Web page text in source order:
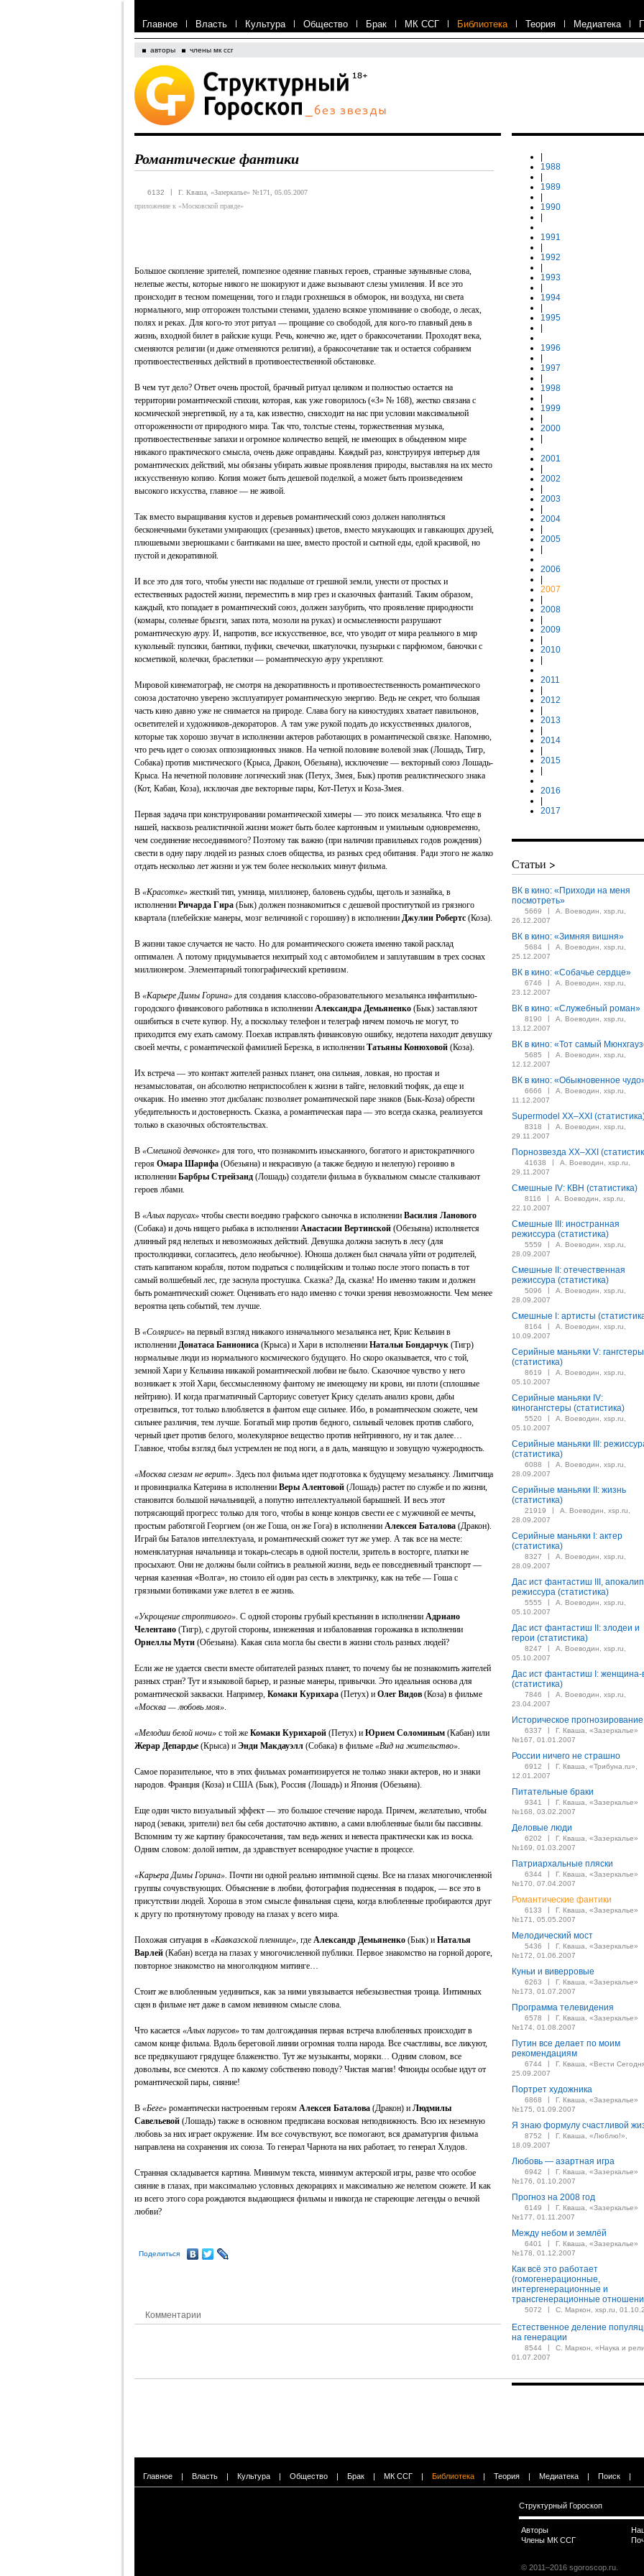
Главное | Власть | Культура | Общество | Брак | МК ССГ | Библиотека | Теория | Медиатека |
авторы члены мк ссг
Романтические фантики
6132 |
Г. Кваша, «Зазеркалье» №171, 05.05.2007
приложение к «Московской правде»
Большое скопление зрителей, помпезное одеяние главных героев, странные заунывные слова,
нелепые жесты, которые никого не шокируют и даже вызывают слезы умиления. И все это
происходит в тесном помещении, того и глади грохнешься в обморок, ни воздуха, ни света
нормального, мир отгорожен толстыми стенами, удалено всякое упоминание о свободе, о лесах,
полях и реках. Для кого-то этот ритуал — прощание со свободой, для кого-то главный день в
жизнь, входной билет в райские кущи. Речь, конечно же, идет о бракосочетании. Проходят века,
сменяются религии (и даже отменяются религии), а бракосочетание так и остается собранием
противоестественных действий в противоестественной обстановке.
В чем тут дело? Ответ очень простой, брачный ритуал целиком и полностью остается на
территории романтической стихии, которая, как уже говорилось («З» № 168), жестко связана с
космической энергетикой, ну а та, как известно, снисходит на нас при условии максимальной
отгороженности от природного мира. Так что, толстые стены, торжественная музыка,
противоестественные запахи и огромное количество вещей, не имеющих в обыденном мире
никакого практического смысла, очень даже оправданы. Каждый раз, конструируя интерьер для
романтических действий, мы обязаны убирать живые проявления природы, выставляя на их место
искусственную копию. Копия может быть дешевой поделкой, а может быть произведением
высокого искусства, главное — не живой.
Так вместо выращивания кустов и деревьев романтический союз должен наполняться
бесконечными букетами умирающих (срезанных) цветов, вместо мяукающих и гавкающих друзей,
плюшевыми зверюшками с бантиками на шее, вместо простой и сытной еды, едой красивой, но
пустой и декоративной.
И все это для того, чтобы унести нас подальше от грешной земли, унести от простых и
естественных радостей жизни, переместить в мир грез и сказочных фантазий. Таким образом,
каждый, кто попадает в романтический союз, должен зазубрить, что проявление природности
(комары, соленые брызги, запах пота, мозоли на руках) и осмысленности разрушают
романтическую ауру. И, напротив, все искусственное, все, что уводит от мира реального в мир
кукольный: пупсики, бантики, пуфики, свечечки, шкатулочки, пузырьки с парфюмом, баночки с
косметикой, колечки, браслетики — романтическую ауру укрепляют.
Мировой кинематограф, не смотря на декоративность и противоестественность романтического
союза достаточно уверено эксплуатирует романтическую энергию. Ведь не секрет, что большая
часть кино давно уже не снимается на природе. Слава богу на киностудиях хватает павильонов,
осветителей и художников-декораторов. А там уже рукой подать до искусственных диалогов,
которые так хорошо звучат в исполнении актеров работающих в романтической связке. Напомню,
что речь идет о союзах оппозиционных знаков. На четной половине волевой знак (Лошадь, Тигр,
Собака) против мистического (Крыса, Дракон, Обезьяна), исключение — векторный союз Лошадь-
Крыса. На нечетной половине логический знак (Петух, Змея, Бык) против реалистического знака
(Кот, Кабан, Коза), исключая две векторные пары, Кот-Петух и Коза-Змея.
Первая задача при конструировании романтической химеры — это поиск мезальянса. Что еще в
нашей, насквозь реалистичной жизни может быть более картонным и умильным одновременно,
чем соединение несоединимого? Поэтому так важно (при наличии правильных годов рождения)
свести в одну пару людей из разных слоев общества, из разных сред обитания. Ради этого не жалко
отдать несколько лет жизни и уж тем более нескольких минут фильма.
В «Красотке» жесткий тип, умница, миллионер, баловень судьбы, щеголь и зазнайка, в
исполнении Ричарда Гира (Бык) должен познакомиться с дешевой проституткой из грязного
квартала (плебейские манеры, мозг величиной с горошину) в исполнении Джулии Робертс (Коза).
В жизни такое случается не часто. Но для романтического сюжета именно такой расклад
оптимален. А потому придумывается нехитрый ход с автомобилем и заплутавшим в трех соснах
миллионером. Элементарный топографический кретинизм.
В «Карьере Димы Горина» для создания классово-образовательного мезальянса инфантильно-
городского финансового работника в исполнении Александра Демьяненко (Бык) заставляют
ошибиться в счете купюр. Ну, а поскольку телефон и телеграф ничем помочь не могут, то
приходится ему ехать самому. Поехав исправлять финансовую ошибку, недотепа находит девушку
своей мечты, с романтической фамилией Березка, в исполнении Татьяны Конюховой (Коза).
Их встреча — это контакт жителей разных планет, она сильная, ловкая, но простая и
незамысловатая, он абсолютно неприспособлен к жизни в тайге, неловкий тюфяк, да еще и
очкарик. Но именно этот дисбаланс позволяет романтической паре знаков (Бык-Коза) обрести
убедительность и достоверность. Сказка, а романтическая пара — это всегда сказка, реализуется
только в сказочных обстоятельствах.
В «Смешной девчонке» для того, что познакомить изысканного, богатого и аристократичного
героя Омара Шарифа (Обезьяна) и некрасивую (а также бедную и нелепую) героиню в
исполнении Барбры Стрейзанд (Лошадь) создатели фильма в буквальном смысле сталкивают
героев лбами.
В «Алых парусах» чтобы свести воедино графского сыночка в исполнении Василия Ланового
(Собака) и дочь нищего рыбака в исполнении Анастасии Вертинской (Обезьяна) исполняется
длинный ряд нелепых и невозможных действий. Девушка должна заснуть в лесу (для
простолюдинки, согласитесь, дело необычное). Юноша должен был сначала уйти от родителей,
стать капитаном корабля, потом подраться с полицейским и только после этого попасть в тот
самый волшебный лес, где заснула простушка. Сказка? Да, сказка! Но именно таким и должен
быть романтический сюжет. Оценивать его надо именно с точки зрения невозможности. Чем менее
вероятна цепь событий, тем лучше.
В «Солярисе» на первый взгляд никакого изначального мезальянса нет, Крис Кельвин в
исполнении Донатаса Баниониса (Крыса) и Хари в исполнении Натальи Бондарчук (Тигр)
нормальные люди из нормального космического будущего. Но скоро оказывается, что с той,
земной Хари у Кельвина никакой романтической любви не было. Сказочное чувство у него
возникает к этой Хари, бессмысленному фантому не имеющему ни крови, ни плоти (сплошные
нейтрино). И когда прагматичный Сарториус советует Крису сделать анализ крови, дабы
отрезвиться, тот только влюбляется в фантом еще сильнее. Ибо, в романтическом сюжете, чем
сильнее различия, тем лучше. Богатый мир против бедного, сильный человек против слабого,
черный цвет против белого, молекулярное вещество против нейтринного, ну и так далее…
Главное, чтобы взгляд был устремлен не под ноги, а в даль, манящую и зовущую чужеродность.
«Москва слезам не верит». Здесь пол фильма идет подготовка к будущему мезальянсу. Лимитчица
и провинциалка Катерина в исполнении Веры Алентовой (Лошадь) растет по службе и по жизни,
становится большой начальницей, а попутно интеллектуальной барышней. И весь этот
потрясающий прогресс только для того, чтобы в конце концов свести ее с мужчиной ее мечты,
простым работягой Георгием (он же Гоша, он же Гога) в исполнении Алексея Баталова (Дракон).
Играй бы Баталов интеллектуала, и романтический сюжет тут же умер. А так все на месте:
номенклатурная начальница и токарь-слесарь в одной постели, зритель в восторге, платки не
просыхают. Они не должны были сойтись в реальной жизни, ведь ее повседневный транспорт —
черная казенная «Волга», но стоило ей один раз сесть в электричку, как на тебе — Гоша с
грязными ботинками уже влетел в ее жизнь.
«Укрощение строптивого». С одной стороны грубый крестьянин в исполнении Адриано
Челентано (Тигр), с другой стороны, изнеженная и избалованная горожанка в исполнении
Орнеллы Мути (Обезьяна). Какая сила могла бы свести в жизни столь разных людей?
Если же не удается свести вместе обитателей разных планет, то почему бы не познакомить жителей
разных стран? Тут и языковой барьер, и разные манеры, привычки. Это идеальная основа для
романтической закваски. Например, Комаки Курихара (Петух) и Олег Видов (Коза) в фильме
«Москва — любовь моя».
«Мелодии белой ночи» с той же Комаки Курихарой (Петух) и Юрием Соломиным (Кабан) или
Жерар Депардье (Крыса) и Энди Макдауэлл (Собака) в фильме «Вид на жительство».
Самое поразительное, что в этих фильмах романтизируется не только знаки актеров, но и знаки
народов. Франция (Коза) и США (Бык), Россия (Лошадь) и Япония (Обезьяна).
Еще один чисто визуальный эффект — это большое стечение народа. Причем, желательно, чтобы
народ (зеваки, зрители) вел бы себя достаточно активно, а сами влюбленные были бы пассивны.
Вспомним ту же картину бракосочетания, там ведь жених и невеста практически как из воска.
Одним словом: долой интим, да здравствует всенародное участие в процессе.
«Карьера Димы Горина». Почти ни одной реально интимной сцены. Все на глазах многочисленной
группы сочувствующих. Объяснение в любви, фотография поднесенная в подарок, — все это в
присутствии людей. Хороша в этом смысле финальная сцена, когда влюбленные пробираются друг
к другу по протянутому проводу на глазах у всего мира.
Похожая ситуация в «Кавказской пленнице», где Александр Демьяненко (Бык) и Наталья
Варлей (Кабан) всегда на глазах у многочисленной публики. Первое знакомство на горной дороге,
повторное знакомство на многолюдном митинге…
Стоит же влюбленным уединиться, как за ними увязывается небезызвестная троица. Интимных
сцен в фильме нет даже в самом невинном смысле слова.
Что касается «Алых парусов» то там долгожданная первая встреча влюбленных происходит в
самом конце фильма. Вдоль береговой линии огромная толпа народа. Все счастливы, все ликуют,
все предвкушают грядущее блаженство. Тут же музыканты, моряки… Одним словом, все
довольны, все смеются. А по какому собственно поводу? Чистая магия! Флюиды особые идут от
романтической пары, сияние!
В «Беге» романтически настроенным героям Алексея Баталова (Дракон) и Людмилы
Савельевой (Лошадь) также в основном предписана восковая неподвижность. Всю их неземную
любовь за них играет окружение. Им все сочувствуют, все помогают, вся драматургия фильма
направлена на сохранения их союза. То генерал Чарнота на них работает, то генерал Хлудов.
Странная складывается картина. Минимум текста, минимум актерской игры, разве что особое
сияние в глазах, при максимально условных декорациях и максимально же нелепом сюжете. И как
из всего этого сора рождаются выдающиеся фильмы и никогда не стареющие легенды о вечной
любви?
Поделиться
Комментарии
1988
1989
1990
1991
1992
1993
1994
1995
1996
1997
1998
1999
2000
2001
2002
2003
2004
2005
2006
2007
2008
2009
2010
2011
2012
2013
2014
2015
2016
2017
Статьи >
ВК в кино: «Приходи на меня
посмотреть»
5669 |
А. Воеводин, xsp.ru,
26.12.2007
ВК в кино: «Зимняя вишня»
5684 |
А. Воеводин, xsp.ru,
25.12.2007
ВК в кино: «Собачье сердце»
6746 |
А. Воеводин, xsp.ru,
23.12.2007
ВК в кино: «Служебный роман»
8190 |
А. Воеводин, xsp.ru,
13.12.2007
ВК в кино: «Тот самый
5685 |
А. Воеводин, xsp.ru,
12.12.2007
ВК в кино: «Обыкновенное
6666 |
А. Воеводин, xsp.ru,
11.12.2007
Supermodel XX–XXI
8318 |
А. Воеводин, xsp.ru,
29.11.2007
Порнозвезда XX–XXI
41638 |
А. Воеводин, xsp.ru,
29.11.2007
Смешные IV: КВН (статистика)
8116 |
А. Воеводин, xsp.ru,
22.10.2007
Смешные III: иностранная
режиссура (статистика)
5559 |
А. Воеводин, xsp.ru,
28.09.2007
Смешные II: отечественная
режиссура (статистика)
5096 |
А. Воеводин, xsp.ru,
28.09.2007
Смешные I: артисты
8164 |
А. Воеводин, xsp.ru,
10.09.2007
Серийные маньяки V: гангстеры
(статистика)
8619 |
А. Воеводин, xsp.ru,
05.10.2007
Серийные маньяки IV:
киногангстеры (статистика)
5520 |
А. Воеводин, xsp.ru,
05.10.2007
Серийные маньяки III:
(статистика)
6088 |
А. Воеводин, xsp.ru,
28.09.2007
Серийные маньяки II: жизнь
(статистика)
21919 |
А. Воеводин, xsp.ru,
28.09.2007
Серийные маньяки I: актер
(статистика)
8327 |
А. Воеводин, xsp.ru,
28.09.2007
Дас ист фантастиш III,
режиссура (статистика)
5555 |
А. Воеводин, xsp.ru,
05.10.2007
Дас ист фантастиш II: злодеи и
герои (статистика)
8247 |
А. Воеводин, xsp.ru,
05.10.2007
Дас ист фантастиш I: женщина-
(статистика)
7846 |
А. Воеводин, xsp.ru,
23.04.2007
Историческое прогнозирование
6337 |
Г. Кваша, «Зазеркалье»
№167, 01.01.2007
России ничего не страшно
6912 |
Г. Кваша, «Трибуна.ru»,
12.01.2007
Питательные браки
9341 |
Г. Кваша, «Зазеркалье»
№168, 03.02.2007
Деловые люди
6202 |
Г. Кваша, «Зазеркалье»
№169, 01.03.2007
Патриархальные пляски
6344 |
Г. Кваша, «Зазеркалье»
№170, 07.04.2007
Романтические фантики
6133 |
Г. Кваша, «Зазеркалье»
№171, 05.05.2007
Мелодический мост
5436 |
Г. Кваша, «Зазеркалье»
№172, 01.06.2007
Куньи и виверровые
6263 |
Г. Кваша, «Зазеркалье»
№173, 01.07.2007
Программа телевидения
6578 |
Г. Кваша, «Зазеркалье»
№174, 01.08.2007
Путин все делает по моим
рекомендациям
6744 |
Г. Кваша, «Вести
25.09.2007
Портрет художника
6868 |
Г. Кваша, «Зазеркалье»
№175, 01.09.2007
Я знаю формулу счастливой
8752 |
Г. Кваша, «Люблю!»,
18.09.2007
Любовь — азартная игра
6942 |
Г. Кваша, «Зазеркалье»
№176, 01.10.2007
Прогноз на 2008 год
6149 |
Г. Кваша, «Зазеркалье»
№177, 01.11.2007
Между небом и землёй
6401 |
Г. Кваша, «Зазеркалье»
№178, 01.12.2007
Как всё это работает
(гомогенерационные,
интергенерационные и
трансгенерационные
5072 | С. Маркон, xsp.ru,
Естественное деление
на генерации
8544 |
С. Маркон, «Наука и
01.07.2007
Главное | Власть | Культура | Общество | Брак | МК ССГ | Библиотека | Теория | Медиатека | Поиск |
Структурный Гороскоп
Авторы
Члены МК ССГ
© 2011–2016 sgoroscop.ru.